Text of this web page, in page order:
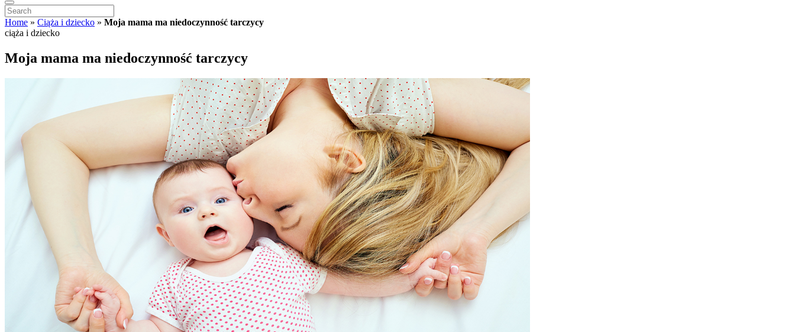
Home » Ciąża i dziecko » Moja mama ma niedoczynność tarczycy
ciąża i dziecko
Moja mama ma niedoczynność tarczycy